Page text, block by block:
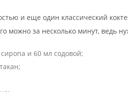
и еще один классический
можно за несколько минут, ведь
и 60 мл содовой;